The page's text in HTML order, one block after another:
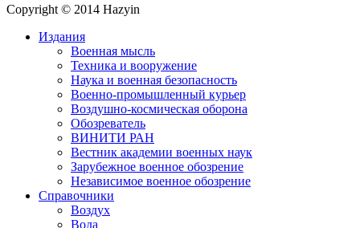
Copyright © 2014 Hazyin
Издания
Военная мысль
Техника и вооружение
Наука и военная безопасность
Военно-промышленный курьер
Воздушно-космическая оборона
Обозреватель
ВИНИТИ РАН
Вестник академии военных наук
Зарубежное военное обозрение
Независимое военное обозрение
Справочники
Воздух
Вода